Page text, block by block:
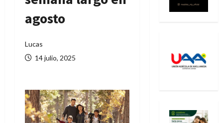
agosto
Lucas
14 julio, 2025